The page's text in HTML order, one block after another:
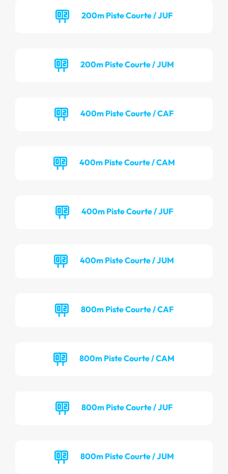
200m Piste Courte / JUF
200m Piste Courte / JUM
400m Piste Courte / CAF
400m Piste Courte / CAM
400m Piste Courte / JUF
400m Piste Courte / JUM
800m Piste Courte / CAF
800m Piste Courte / CAM
800m Piste Courte / JUF
800m Piste Courte / JUM